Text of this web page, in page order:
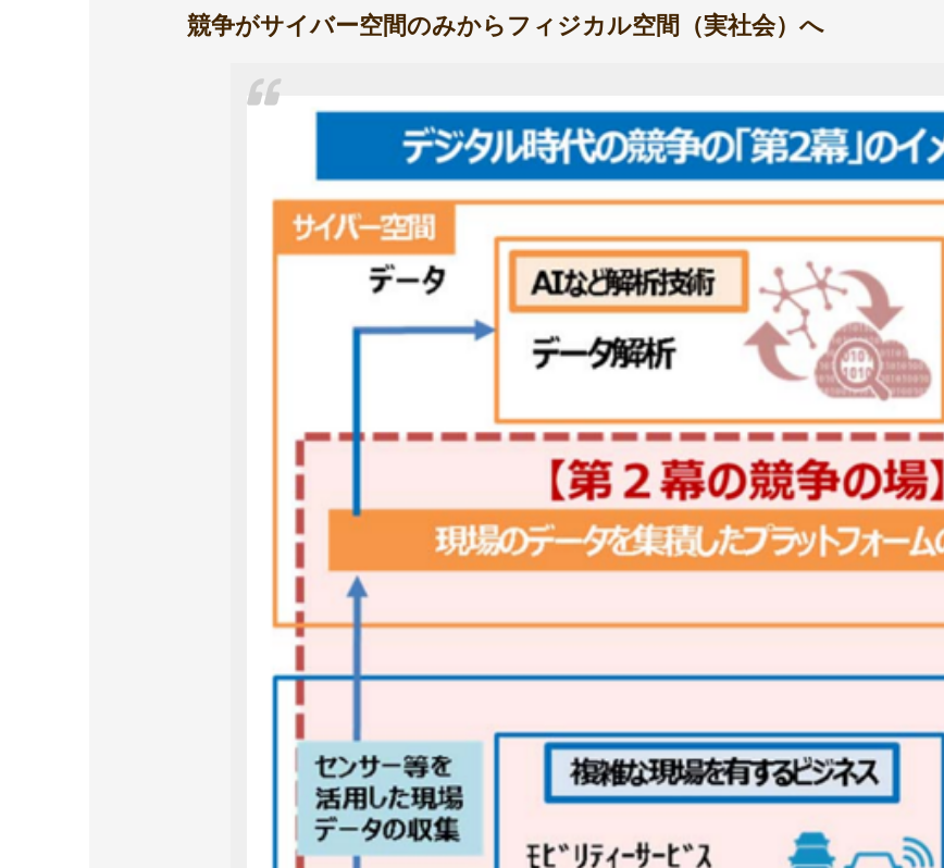
競争がサイバー空間のみからフィジカル空間（実社会）へ